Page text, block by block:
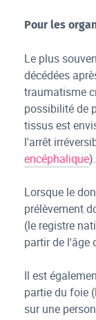
Pour les
Le plus
décédées
traumatisme
possibilité de
tissus est
l'arrêt
encéphalique).
Lorsque le
prélèvement
(le registre
partir de l'âge
Il est
partie du foie
sur une